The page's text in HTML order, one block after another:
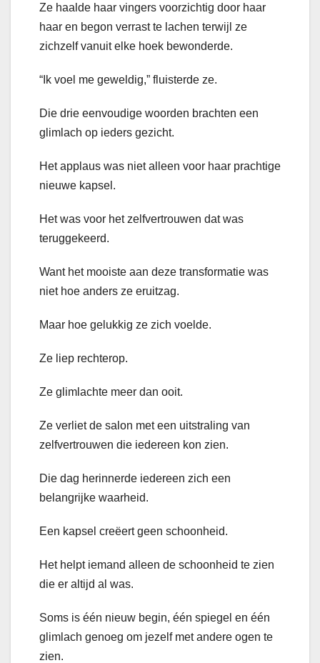
Ze haalde haar vingers voorzichtig door haar
haar en begon verrast te lachen terwijl ze
zichzelf vanuit elke hoek bewonderde.
“Ik voel me geweldig,” fluisterde ze.
Die drie eenvoudige woorden brachten een
glimlach op ieders gezicht.
Het applaus was niet alleen voor haar prachtige
nieuwe kapsel.
Het was voor het zelfvertrouwen dat was
teruggekeerd.
Want het mooiste aan deze transformatie was
niet hoe anders ze eruitzag.
Maar hoe gelukkig ze zich voelde.
Ze liep rechterop.
Ze glimlachte meer dan ooit.
Ze verliet de salon met een uitstraling van
zelfvertrouwen die iedereen kon zien.
Die dag herinnerde iedereen zich een
belangrijke waarheid.
Een kapsel creëert geen schoonheid.
Het helpt iemand alleen de schoonheid te zien
die er altijd al was.
Soms is één nieuw begin, één spiegel en één
glimlach genoeg om jezelf met andere ogen te
zien.